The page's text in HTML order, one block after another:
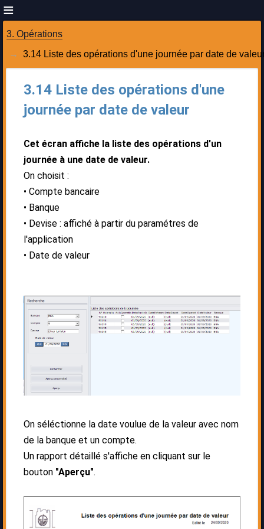
3. Opérations
3.14 Liste des opérations d'une journée par date de
3.14 Liste des opérations d'une
journée par date de valeur
Cet écran affiche la liste des opérations d'un
journée à une date de valeur.
On choisit :
Compte bancaire
Banque
Devise : affiché à partir du paramétres de
l'application
Date de valeur
On séléctionne la date voulue de la valeur avec nom
de la banque et un compte.
Un rapport détaillé s'affiche en cliquant sur le
bouton "Aperçu".